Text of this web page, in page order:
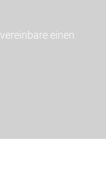
einen